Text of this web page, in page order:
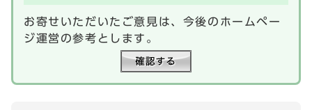
お寄せいただいたご意見は、今後のホームペー
ジ運営の参考とします。